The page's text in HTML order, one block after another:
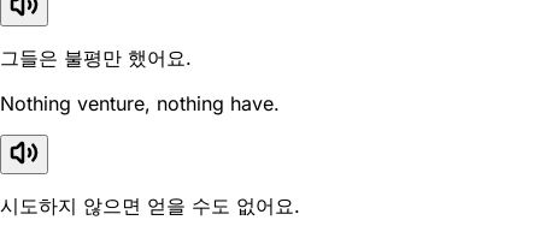
그들은 불평만 했어요.
Nothing venture, nothing have.
시도하지 않으면 얻을 수도 없어요.